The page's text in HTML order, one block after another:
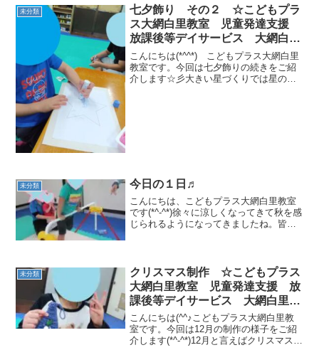
な子だな、と感じました。安心材料の大
切なぬいぐるみを抱いてい...
未分類
七夕飾り その２ ☆こどもプラ
ス大網白里教室 児童発達支援
放課後等デイサービス 大網白里
市 茂原市 白子町
こんにちは(*^^*) こどもプラス大網白里
教室です。今回は七夕飾りの続きをご紹
介します☆彡大きい星づくりでは星の枠
未分類 今日の１日♬
こんにちは、こどもプラス大網白里教室
です(*^-^*)徐々に涼しくなってきて秋を感
じられるようになってきましたね。皆様
せてフェルト絵...
未分類
クリスマス制作 ☆こどもプラス
大網白里教室 児童発達支援 放
課後等デイサービス 大網白里
市 茂原市 白子町
こんにちは(^^♪こどもプラス大網白里教
室です。今回は12月の制作の様子をご紹
介します(*^-^*)12月と言えばクリスマス！